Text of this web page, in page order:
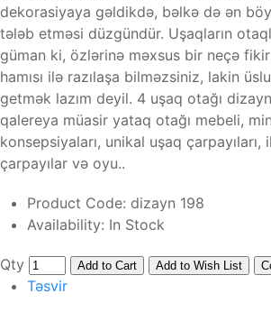
dekorasiyaya gəldikdə, bəlkə də ən
tələb etməsi düzgündür. Uşaqların
güman ki, özlərinə məxsus bir neçə
hamısı ilə razılaşa bilməzsiniz, lakin
getmək lazım deyil. 4 uşaq otağı
qalereya müasir yataq otağı mebeli,
konsepsiyaları, unikal uşaq
çarpayılar və oyu..
Product Code: dizayn 198
Availability: In Stock
Qty Add to Cart Add to Wish List
Təsvir